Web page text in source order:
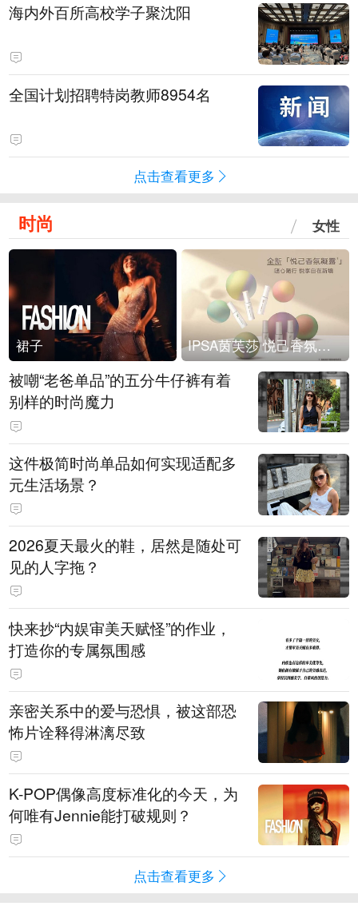
海内外百所高校学子聚沈阳
全国计划招聘特岗教师8954名
点击查看更多
时尚 女性
裙子 IPSA茵芙莎 悦己香氛凝露上市
被嘲“老爸单品”的五分牛仔裤有着
别样的时尚魔力
这件极简时尚单品如何实现适配多
元生活场景？
2026夏天最火的鞋，居然是随处可
见的人字拖？
快来抄“内娱审美天赋怪”的作业，
打造你的专属氛围感
亲密关系中的爱与恐惧，被这部恐
怖片诠释得淋漓尽致
K-POP偶像高度标准化的今天，为
何唯有Jennie能打破规则？
点击查看更多